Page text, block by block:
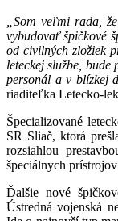
„Som veľmi rada,
vybudovať špičkové
od civilných zložiek
leteckej službe,
personál a v blízkej
riaditeľka Letecko-
Špecializované
SR Sliač, ktorá
rozsiahlou
špeciálnych
Ďalšie nové
Ústredná vojenská